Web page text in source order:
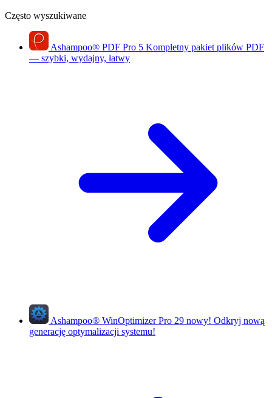
Często wyszukiwane
Ashampoo® PDF Pro 5 Kompletny pakiet plików PDF
— szybki, wydajny, łatwy
Ashampoo® WinOptimizer Pro 29 nowy! Odkryj nową
generację optymalizacji systemu!